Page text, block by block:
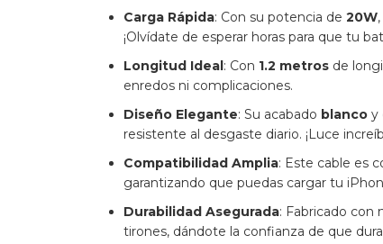
Carga Rápida: Con su potencia de 20W
¡Olvídate de esperar horas para que tu
Longitud Ideal: Con 1.2 metros de
enredos ni complicaciones.
Diseño Elegante: Su acabado blanco y
resistente al desgaste diario. ¡Luce
Compatibilidad Amplia: Este cable es
garantizando que puedas cargar tu
Durabilidad Asegurada: Fabricado con
tirones, dándote la confianza de que